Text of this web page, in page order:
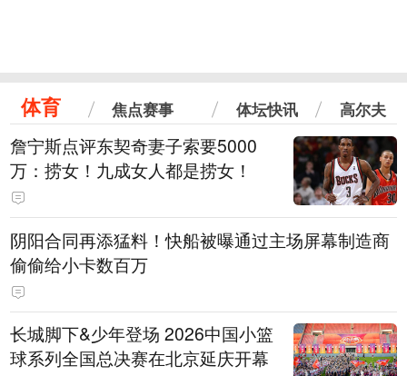
体育 焦点赛事 体坛快讯 高尔夫
詹宁斯点评东契奇妻子索要5000
万：捞女！九成女人都是捞女！
阴阳合同再添猛料！快船被曝通过主场屏幕制造商
偷偷给小卡数百万
长城脚下&少年登场 2026中国小篮
球系列全国总决赛在北京延庆开幕